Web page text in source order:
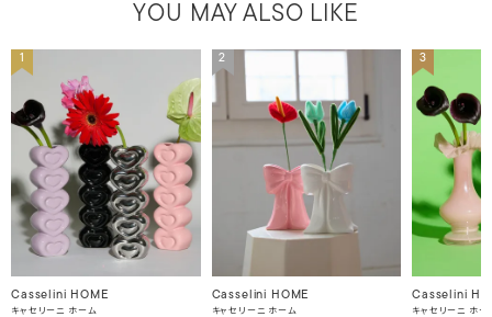
YOU MAY ALSO LIKE
1
Casselini HOME
キャセリーニ ホーム
2
Casselini HOME
キャセリーニ ホーム
3
Casselini
キャセリーニ ホー